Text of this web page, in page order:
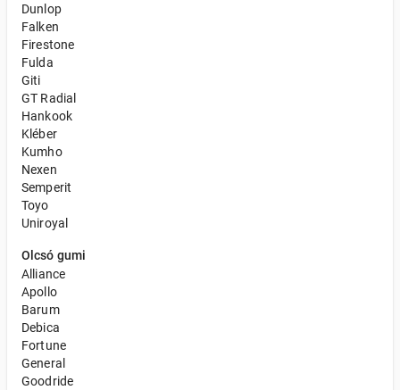
Dunlop
Falken
Firestone
Fulda
Giti
GT Radial
Hankook
Kléber
Kumho
Nexen
Semperit
Toyo
Uniroyal
Olcsó gumi
Alliance
Apollo
Barum
Debica
Fortune
General
Goodride